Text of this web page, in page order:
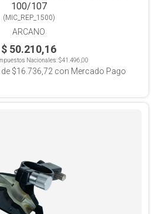
100/107
(MIC_REP_1500)
ARCANO
$ 50.210,16
Nacionales:$41.496,00
$16.736,72 con Mercado Pago